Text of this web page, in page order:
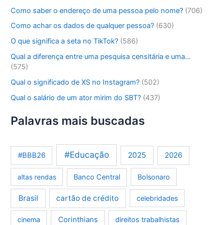
Como saber o endereço de uma pessoa pelo nome? (706)
Como achar os dados de qualquer pessoa? (630)
O que significa a seta no TikTok? (586)
Qual a diferença entre uma pesquisa censitária e uma…
(575)
Qual o significado de XS no Instagram? (502)
Qual o salário de um ator mirim do SBT? (437)
Palavras mais buscadas
#BBB26 #Educação 2025 2026
altas rendas Banco Central Bolsonaro
Brasil cartão de crédito celebridades
cinema Corinthians direitos trabalhistas